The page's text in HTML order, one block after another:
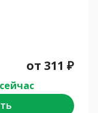
от 311 ₽